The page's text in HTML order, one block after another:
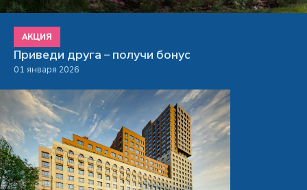
АКЦИЯ
Приведи друга – получи бонус
01 января 2026